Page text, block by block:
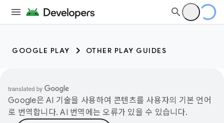
GOOGLE PLAY OTHER PLAY GUIDES
Google은 AI 기술을 사용하여 콘텐츠를 사용자의 기본 언어
로 번역합니다. AI 번역에는 오류가 있을 수 있습니다.